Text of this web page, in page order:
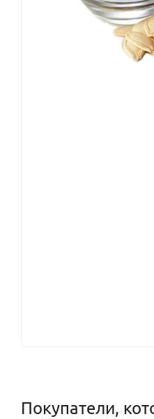
Покупатели,